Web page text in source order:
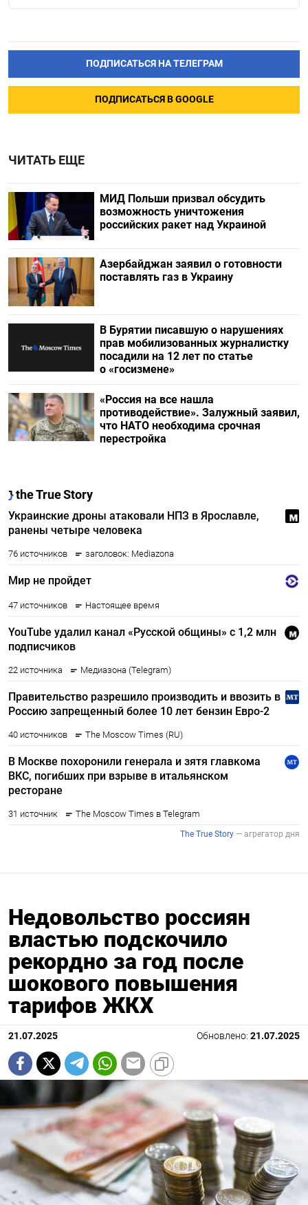
ПОДПИСАТЬСЯ НА ТЕЛЕГРАМ
ПОДПИСАТЬСЯ В GOOGLE
ЧИТАТЬ ЕЩЕ
МИД Польши призвал обсудить
возможность уничтожения
российских ракет над Украиной
Азербайджан заявил о готовности
поставлять газ в Украину
В Бурятии писавшую о нарушениях
прав мобилизованных журналистку
посадили на 12 лет по статье
о «госизмене»
«Россия на все нашла
противодействие». Залужный заявил,
что НАТО необходима срочная
перестройка
Недовольство россиян
властью подскочило
рекордно за год после
шокового повышения
тарифов ЖКХ
21.07.2025 Обновлено: 21.07.2025